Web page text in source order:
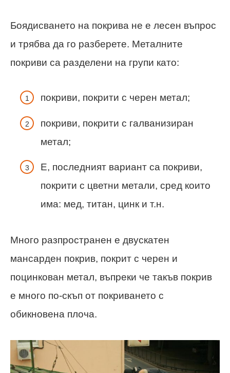
Боядисването на покрива не е лесен въпрос
и трябва да го разберете. Металните
покриви са разделени на групи като:
покриви, покрити с черен метал;
покриви, покрити с галванизиран
метал;
Е, последният вариант са покриви,
покрити с цветни метали, сред които
има: мед, титан, цинк и т.н.
Много разпространен е двускатен
мансарден покрив, покрит с черен и
поцинкован метал, въпреки че такъв покрив
е много по-скъп от покриването с
обикновена плоча.